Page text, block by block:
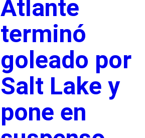
Atlante
terminó
goleado por
Salt Lake y
pone en